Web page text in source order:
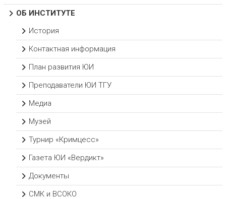
ОБ ИНСТИТУТЕ
История
Контактная информация
План развития ЮИ
Преподаватели ЮИ ТГУ
Медиа
Музей
Турнир «Кримцесс»
Газета ЮИ «Вердикт»
Документы
СМК и ВСОКО